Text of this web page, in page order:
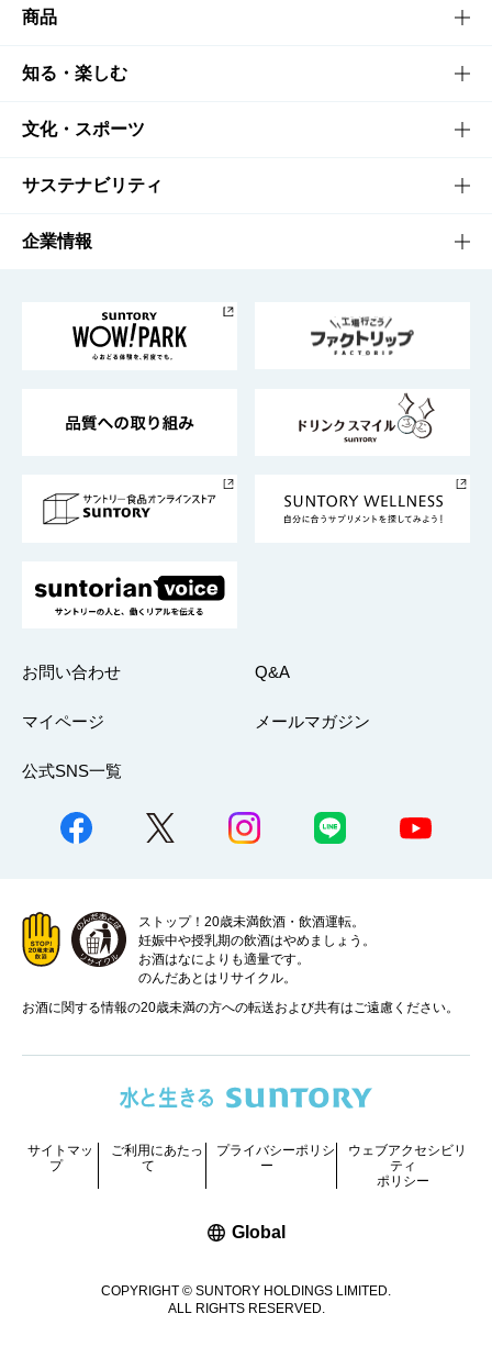
商品
商品TOP
商品一覧
商品発売情報
栄養成分一覧
知る・楽しむ
知る・楽しむTOP
キャンペーン
工場見学
地域情報
文化・スポーツ
文化・スポーツTOP
サントリーホール
サントリーサンバーズ大阪
サステナビリティ
サステナビリティTOP
サントリーが考えるサステナビリティ経営
企業情報
企業概要
採用情報
お問い合わせ Q&A
マイページ メールマガジン
公式SNS一覧
ストップ！20歳未満飲酒・飲酒運転。
妊娠中や授乳期の飲酒はやめましょう。
お酒はなによりも適量です。
のんだあとはリサイクル。
お酒に関する情報の20歳未満の方への転送および共有はご遠慮ください。
COPYRIGHT © SUNTORY HOLDINGS LIMITED.
ALL RIGHTS RESERVED.
サイトマッ
プ
ご利用にあたっ
て
プライバシーポリシ
ー
ウェブアクセシビリ
ティ
ポリシー
Global新しいウィンドウで開く